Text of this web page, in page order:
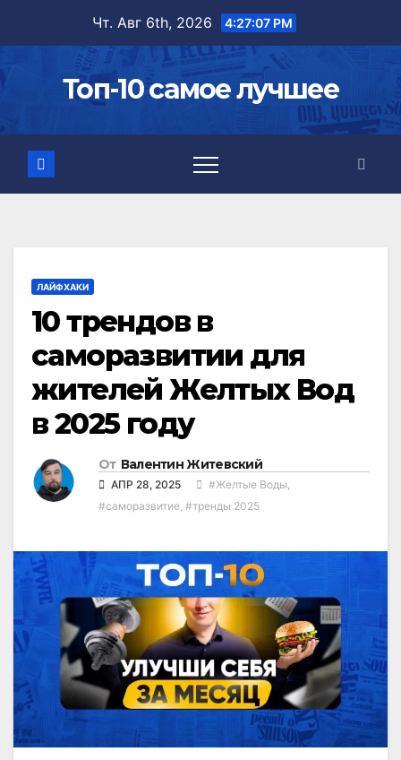
содержимому
Чт. Авг 6th, 2026 4:27:09 PM
Топ-10 самое лучшее
ЛАЙФХАКИ
10 трендов в
саморазвитии для
жителей Желтых Вод
в 2025 году
От Валентин Житевский
АПР 28, 2025 #Желтые Воды,
#саморазвитие, #тренды 2025